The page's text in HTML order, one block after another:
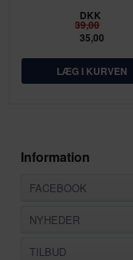
DKK
39,00
35,00
Information
FACEBOOK
NYHEDER
TILBUD